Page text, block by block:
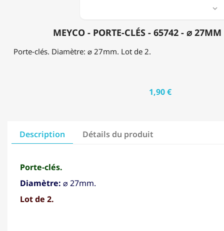
MEYCO - PORTE-CLÉS - 65742 - ⌀ 27MM

Porte-clés. Diamètre: ⌀ 27mm. Lot de 2.
1,90 €
Description Détails du produit
Porte-clés.
Diamètre: ⌀ 27mm.
Lot de 2.